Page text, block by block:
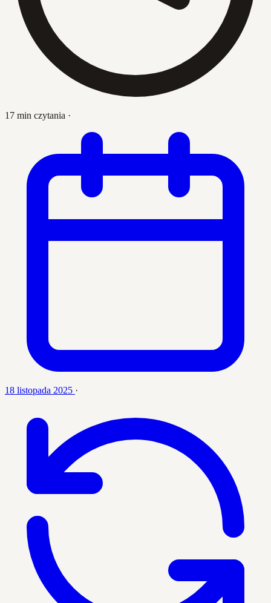
17 min czytania ·
18 listopada 2025 ·